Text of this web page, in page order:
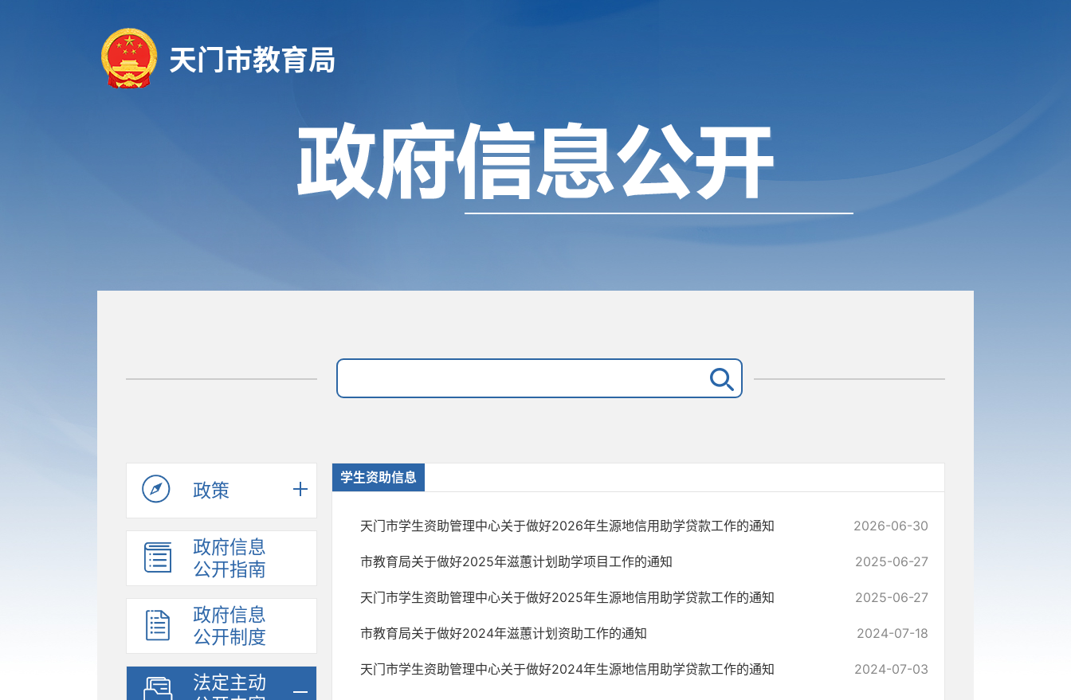
天门市教育局
政策
政府信息
公开指南
政府信息
公开制度
法定主动
学生资助信息
天门市学生资助管理中心关于做好2026年生源地信用助学贷款工作的通知 2026-06-30
市教育局关于做好2025年滋蕙计划助学项目工作的通知 2025-06-27
天门市学生资助管理中心关于做好2025年生源地信用助学贷款工作的通知 2025-06-27
市教育局关于做好2024年滋蕙计划资助工作的通知 2024-07-18
天门市学生资助管理中心关于做好2024年生源地信用助学贷款工作的通知 2024-07-03